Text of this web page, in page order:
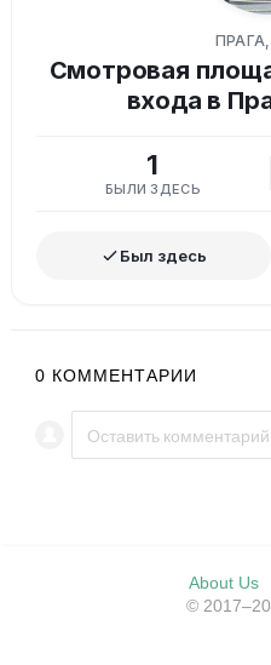
Смотровая
входа в
1
БЫЛИ ЗДЕСЬ
Был здесь
0 КОММЕНТАРИИ
About Us
©